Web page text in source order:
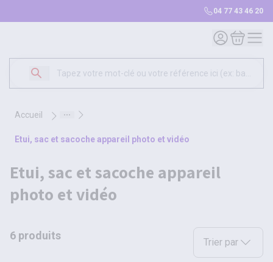
04 77 43 46 20
Mon compte
Mon
accueil
etui, sac et sacoche appareil photo et vidéo
etui, sac et sacoche appareil
photo et vidéo
6 produits
Trier par